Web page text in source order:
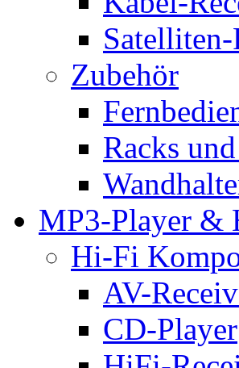
Zubehör
Racks
MP3-Player &
Hi-Fi
AV-
CD-Player